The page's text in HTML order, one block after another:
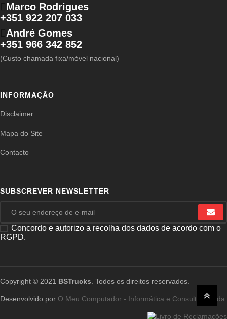
Marco Rodrigues
+351 922 207 033
André Gomes
+351 966 342 852
(Custo chamada fixa/móvel nacional)
INFORMAÇÃO
Disclaimer
Mapa do Site
Contacto
SUBSCREVER NEWSLETTER
Concordo e autorizo a recolha dos dados de acordo com o
RGPD.
Copyright © 2021 BSTrucks . Todos os direitos reservados.
Desenvolvido por O Meu Computador - Informática e Consultoria, Lda